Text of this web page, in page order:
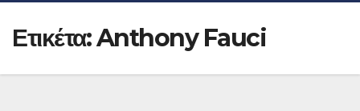
Ετικέτα:Anthony Fauci